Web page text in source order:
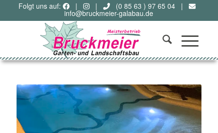
Folgt uns auf: | | (0 85 63 ) 97 65 04|
info@bruckmeier-galabau.de